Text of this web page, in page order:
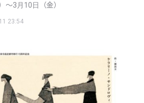
〜3月10日（金）
23:54